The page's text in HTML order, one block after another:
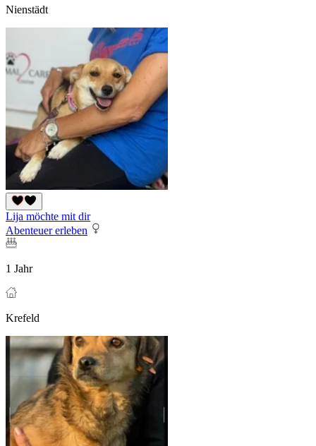
Nienstädt
Lija möchte mit dir
Abenteuer erleben
1 Jahr
Krefeld